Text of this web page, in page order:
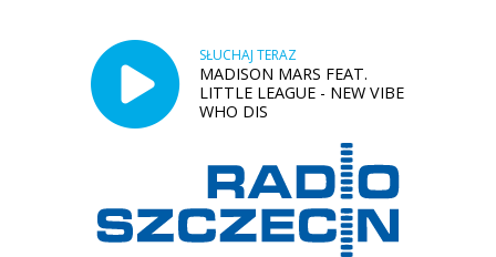
SŁUCHAJ TERAZ
MADISON MARS FEAT.
LITTLE LEAGUE - NEW VIBE
WHO DIS